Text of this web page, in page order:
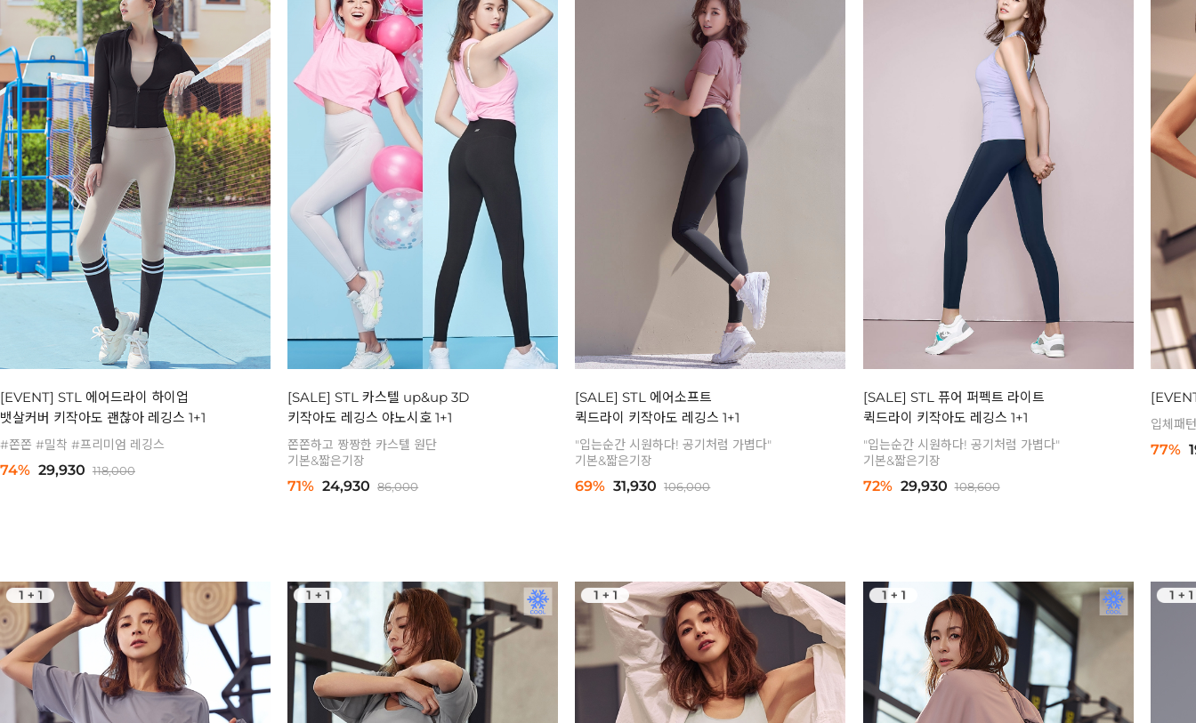
[EVENT] STL 에어드라이 하이업
뱃살커버 키작아도 괜찮아 레깅스 1+1
#쫀쫀 #밀착 #프리미엄 레깅스
74% 29,930 118,000
[SALE] STL 카스텔 up&up 3D
키작아도 레깅스 야노시호 1+1
쫀쫀하고 짱짱한 카스텔 원단
기본&짧은기장
71% 24,930 86,000
[SALE] STL 에어소프트
퀵드라이 키작아도 레깅스 1+1
"입는순간 시원하다! 공기처럼 가볍다"
기본&짧은기장
69% 31,930 106,000
[SALE] STL 퓨어 퍼펙트 라이트
퀵드라이 키작아도 레깅스 1+1
"입는순간 시원하다! 공기처럼 가볍다"
기본&짧은기장
72% 29,930 108,600
입체패
77%